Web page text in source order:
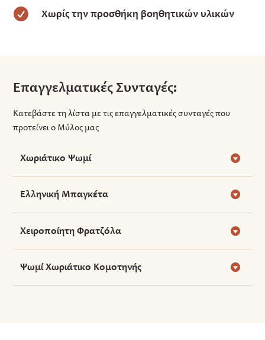
 Χωρίς την προσθήκη βοηθητικών υλικών
Επαγγελματικές Συνταγές:
Κατεβάστε τη λίστα με τις επαγγελματικές συνταγές που
προτείνει ο Μύλος μας
Χωριάτικο Ψωμί
Ελληνική Μπαγκέτα
Χειροποίητη Φρατζόλα
Ψωμί Χωριάτικο Κομοτηνής